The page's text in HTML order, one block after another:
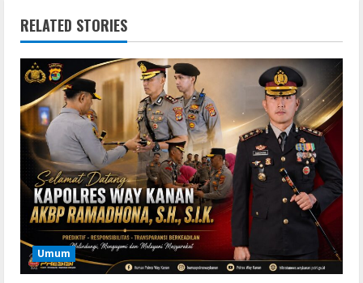
RELATED STORIES
Umum